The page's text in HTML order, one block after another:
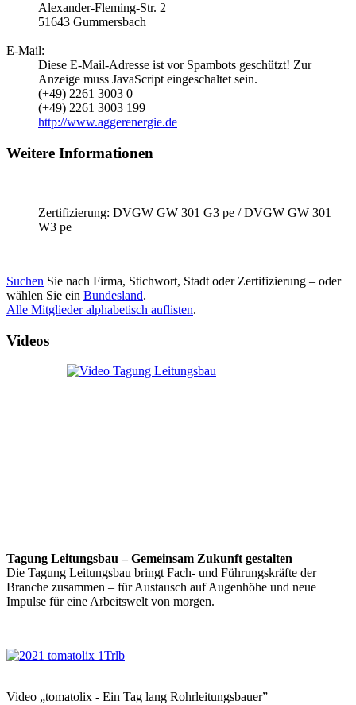
Alexander-Fleming-Str. 2
51643 Gummersbach
E-Mail:
Diese E-Mail-Adresse ist vor Spambots geschützt! Zur
Anzeige muss JavaScript eingeschaltet sein.
(+49) 2261 3003 0
(+49) 2261 3003 199
http://www.aggerenergie.de
Weitere Informationen
Zertifizierung: DVGW GW 301 G3 pe / DVGW GW 301
W3 pe
Suchen Sie nach Firma, Stichwort, Stadt oder Zertifizierung – oder
wählen Sie ein Bundesland.
Alle Mitglieder alphabetisch auflisten.
Videos
Tagung Leitungsbau – Gemeinsam Zukunft gestalten
Die Tagung Leitungsbau bringt Fach- und Führungskräfte der
Branche zusammen – für Austausch auf Augenhöhe und neue
Impulse für eine Arbeitswelt von morgen.
Video „tomatolix - Ein Tag lang Rohrleitungsbauer”